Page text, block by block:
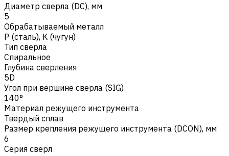
Диаметр сверла (DC), мм
5
Обрабатываемый металл
Р (сталь), K (чугун)
Тип сверла
Спиральное
Глубина сверления
5D
Угол при вершине сверла (SIG)
140°
Материал режущего инструмента
Твердый сплав
Размер крепления режущего инструмента (DCON), мм
6
Серия сверл